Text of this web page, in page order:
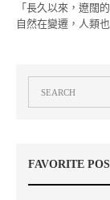
「長久以來，遼闊
自然在變遷，人類
FAVORITE